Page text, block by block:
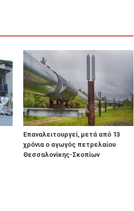
Επαναλειτουργεί, μετά από 13
χρόνια ο αγωγός πετρελαίου
Θεσσαλονίκης-Σκοπίων